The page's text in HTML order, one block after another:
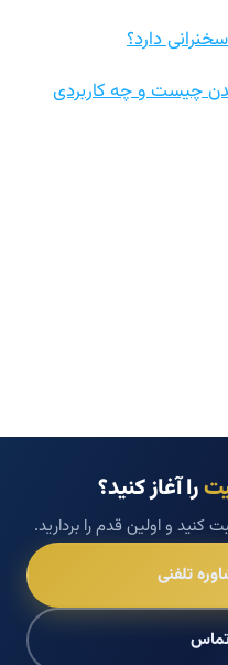
دارد؟
بدن چیست و چه کاربردی
را آغاز کنید؟
و اولین قدم را بردارید.
تلفنی